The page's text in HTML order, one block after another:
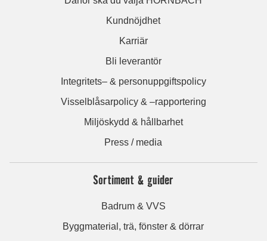
Kundnöjdhet
Karriär
Bli leverantör
Integritets– & personuppgiftspolicy
Visselblåsarpolicy & –rapportering
Miljöskydd & hållbarhet
Press / media
Sortiment & guider
Badrum & VVS
Byggmaterial, trä, fönster & dörrar